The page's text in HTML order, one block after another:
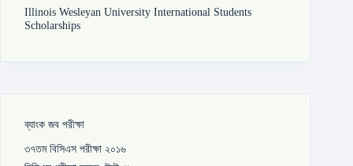
Illinois Wesleyan University International Students
Scholarships
ব্যাংক জব পরীক্ষা
৩৭তম বিসিএস পরীক্ষা ২০১৬